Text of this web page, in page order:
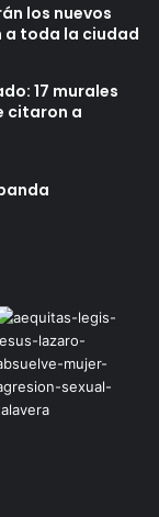
los nuevos
toda la ciudad
17 murales
citaron a